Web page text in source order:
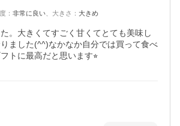
： 非常に良い 大きさ ： 大きめ
。大きくてすごく甘くてとても美味し
ました(^^)なかなか自分では買って食べ
トに最高だと思います⭐︎